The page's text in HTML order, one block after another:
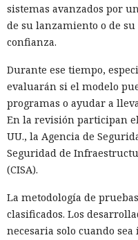
sistemas avanzados por
de su lanzamiento o de
confianza.
Durante ese tiempo,
evaluarán si el modelo
programas o ayudar a
En la revisión participan
UU., la Agencia de
Seguridad de
(CISA).
La metodología de
clasificados. Los
necesaria solo cuando